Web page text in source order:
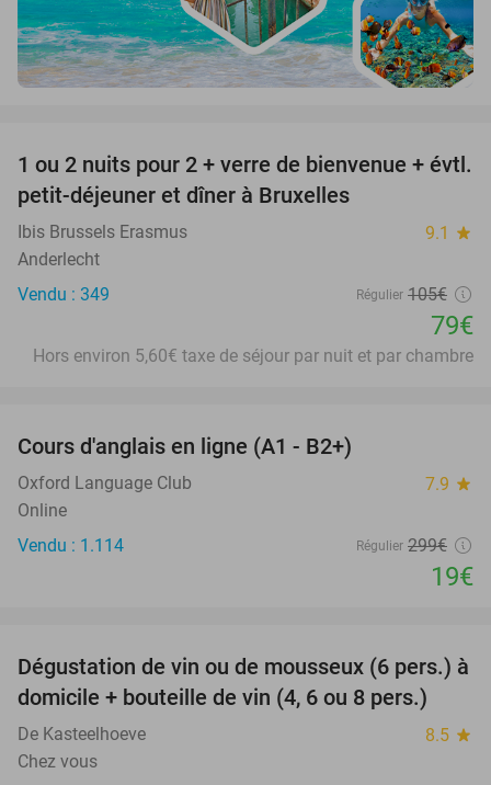
25%
1 ou 2 nuits pour 2 + verre de bienvenue + évtl.
petit-déjeuner et dîner à Bruxelles
Ibis Brussels Erasmus 9.1 star
Anderlecht
Vendu : 349
Régulier 105€
79€
Hors environ 5,60€ taxe de séjour par nuit et par chambre
Cours d'anglais en ligne (A1 - B2+)
Oxford Language Club 7.9 star
Online
Vendu : 1.114
Régulier 299€
19€
91%
Dégustation de vin ou de mousseux (6 pers.) à
domicile + bouteille de vin (4, 6 ou 8 pers.)
De Kasteelhoeve 8.5 star
Chez vous